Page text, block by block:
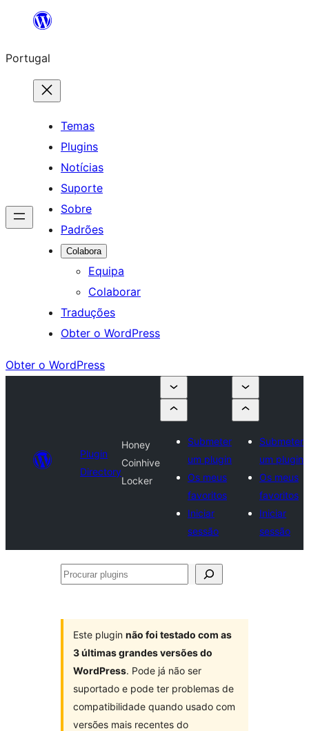
Saltar
o
conteúdo
Portugal
Temas
Plugins
Notícias
Suporte
Sobre
Padrões
Colabora
Equipa
Colaborar
Traduções
Obter o WordPress
Obter o WordPress
Plugin
Directory
Honey
Coinhive
Locker
Submeter
um plugin
Os meus
favoritos
Iniciar
sessão
Submeter
um plugin
Os meus
favoritos
Iniciar
sessão
Procurar
Este plugin não foi testado com as
3 últimas grandes versões do
WordPress. Pode já não ser
suportado e pode ter problemas de
compatibilidade quando usado com
versões mais recentes do